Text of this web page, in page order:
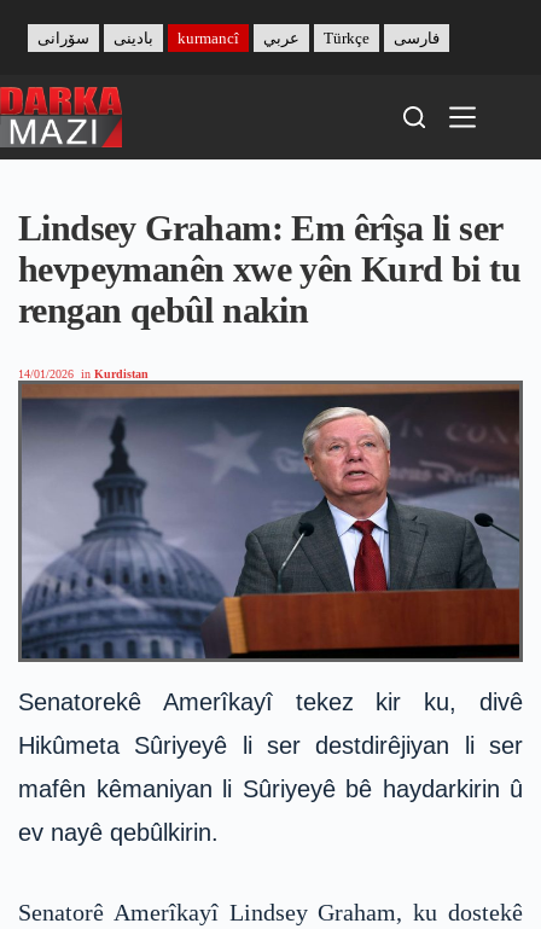
content
بادینی سۆرانی kurmancî عربي Türkçe فارسی
Lindsey Graham: Em êrîşa li ser
hevpeymanên xwe yên Kurd bi tu
rengan qebûl nakin
14/01/2026 in Kurdistan
Senatorekê Amerîkayî tekez kir ku, divê
Hikûmeta Sûriyeyê li ser destdirêjiyan li ser
mafên kêmaniyan li Sûriyeyê bê haydarkirin û
ev nayê qebûlkirin.
Senatorê Amerîkayî Lindsey Graham, ku dostekê